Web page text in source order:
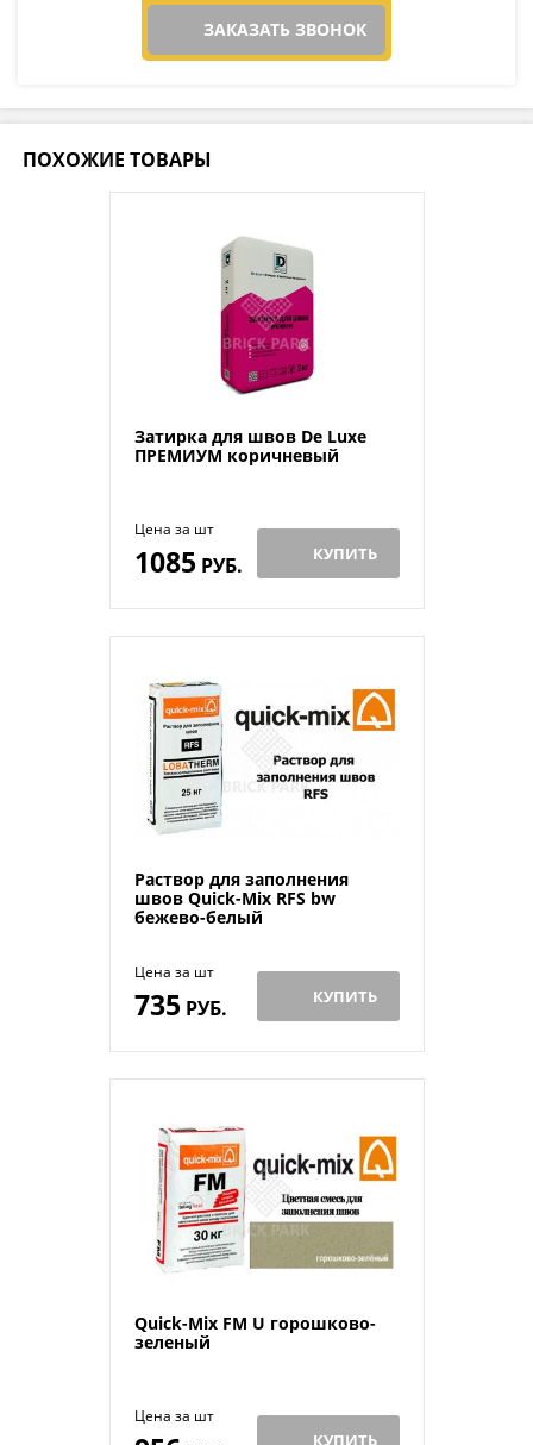
ЗАКАЗАТЬ ЗВОНОК
ПОХОЖИЕ ТОВАРЫ
Затирка для швов De Luxe
ПРЕМИУМ коричневый
Цена за шт
1085 РУБ. КУПИТЬ
Раствор для заполнения
швов Quick-Mix RFS bw
бежево-белый
Цена за шт
735 РУБ. КУПИТЬ
Quick-Mix FM U горошково-
зеленый
Цена за шт
КУПИТЬ